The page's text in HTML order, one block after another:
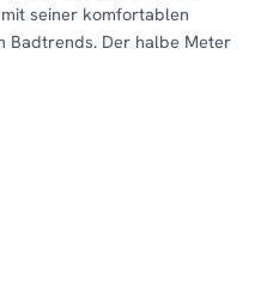
seiner komfortablen
Badtrends. Der halbe Meter